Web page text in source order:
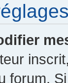
forum.